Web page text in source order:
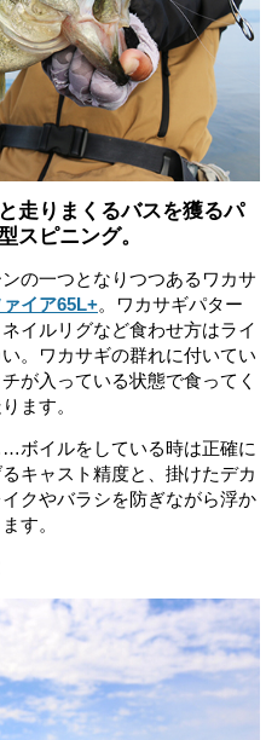
走りまくるバスを獲るパ
スピニング。
の一つとなりつつあるワカサ
イア65L+。ワカサギパター
イルリグなど食わせ方はライ
。ワカサギの群れに付いてい
が入っている状態で食ってく
ます。
ボイルをしている時は正確に
キャスト精度と、掛けたデカ
クやバラシを防ぎながら浮か
す。